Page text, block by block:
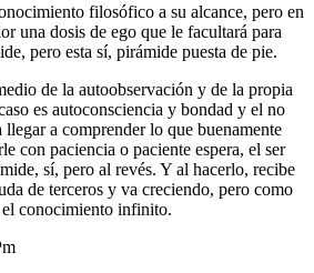
filosófico a su alcance, pero en
una dosis de ego que le facultará para
pero esta sí, pirámide puesta de pie.
de la autoobservación y de la propia
es autoconsciencia y bondad y el no
llegar a comprender lo que buenamente
con paciencia o paciente espera, el ser
sí, pero al revés. Y al hacerlo, recibe
de terceros y va creciendo, pero como
conocimiento infinito.